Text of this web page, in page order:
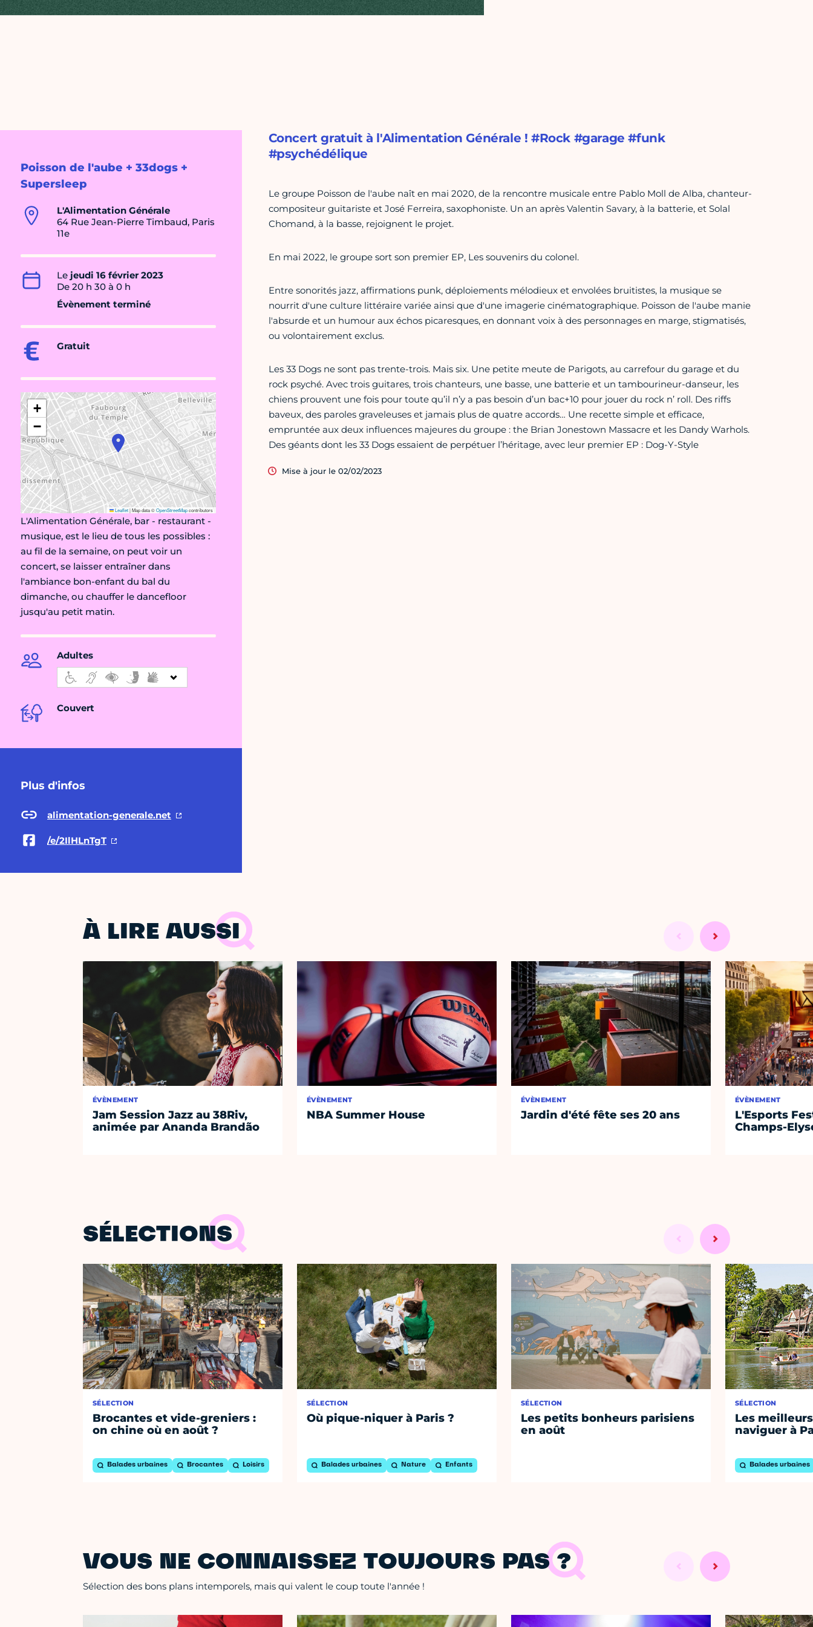
Poisson de l'aube + 33dogs +
Supersleep
L'Alimentation Générale
64 Rue Jean-Pierre Timbaud, Paris
11e
Le jeudi 16 février 2023
De 20 h 30 à 0 h
Évènement terminé
Gratuit
+
−
Leaflet|Map data ©OpenStreetMapcontributors
L'Alimentation Générale, bar - restaurant -
musique, est le lieu de tous les possibles :
au fil de la semaine, on peut voir un
concert, se laisser entraîner dans
l'ambiance bon-enfant du bal du
dimanche, ou chauffer le dancefloor
jusqu'au petit matin.
Adultes
Couvert
Plus d'infos
alimentation-generale.net
/e/2IlHLnTgT
Concert gratuit à l'Alimentation Générale ! #Rock #garage #funk
#psychédélique
Le groupe Poisson de l'aube naît en mai 2020, de la rencontre musicale entre Pablo Moll de Alba, chanteur-
compositeur guitariste et José Ferreira, saxophoniste. Un an après Valentin Savary, à la batterie, et Solal
Chomand, à la basse, rejoignent le projet.
En mai 2022, le groupe sort son premier EP, Les souvenirs du colonel.
Entre sonorités jazz, affirmations punk, déploiements mélodieux et envolées bruitistes, la musique se
nourrit d'une culture littéraire variée ainsi que d'une imagerie cinématographique. Poisson de l'aube manie
l'absurde et un humour aux échos picaresques, en donnant voix à des personnages en marge, stigmatisés,
ou volontairement exclus.
Les 33 Dogs ne sont pas trente-trois. Mais six. Une petite meute de Parigots, au carrefour du garage et du
rock psyché. Avec trois guitares, trois chanteurs, une basse, une batterie et un tambourineur-danseur, les
chiens prouvent une fois pour toute qu’il n’y a pas besoin d’un bac+10 pour jouer du rock n’ roll. Des riffs
baveux, des paroles graveleuses et jamais plus de quatre accords… Une recette simple et efficace,
empruntée aux deux influences majeures du groupe : the Brian Jonestown Massacre et les Dandy Warhols.
Des géants dont les 33 Dogs essaient de perpétuer l’héritage, avec leur premier EP : Dog-Y-Style
Mise à jour le 02/02/2023
À LIRE AUSSI
ÉVÈNEMENT
Jam Session Jazz au 38Riv,
animée par Ananda Brandão
ÉVÈNEMENT
NBA Summer House
ÉVÈNEMENT
Jardin d'été fête ses 20 ans
ÉVÈNEMENT
L'Esports
Champs-
SÉLECTIONS
SÉLECTION
Brocantes et vide-greniers :
on chine où en août ?
Balades urbaines Brocantes Loisirs
SÉLECTION
Où pique-niquer à Paris ?
Balades urbaines Nature Enfants
SÉLECTION
Les petits bonheurs parisiens
en août
SÉLECTION
Les
naviguer à
Balades urbaines
VOUS NE CONNAISSEZ TOUJOURS PAS ?
Sélection des bons plans intemporels, mais qui valent le coup toute l'année !